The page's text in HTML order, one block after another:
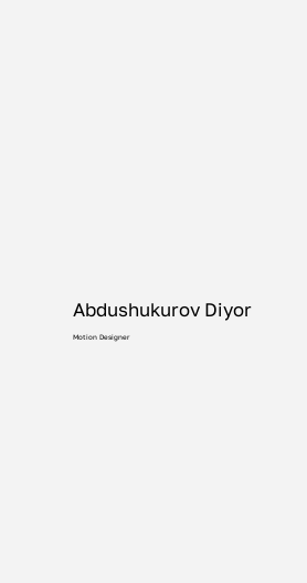
Motion Designer
Abdushukurov Diyor